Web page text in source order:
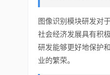
图像识别模块研发对
社会经济发展具有积
研发能够更好地保护
业的繁荣。